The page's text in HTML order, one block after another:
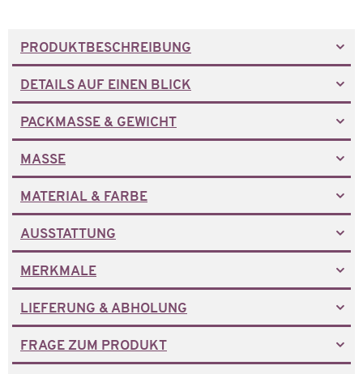
PRODUKTBESCHREIBUNG
DETAILS AUF EINEN BLICK
PACKMASSE & GEWICHT
MASSE
MATERIAL & FARBE
AUSSTATTUNG
MERKMALE
LIEFERUNG & ABHOLUNG
FRAGE ZUM PRODUKT